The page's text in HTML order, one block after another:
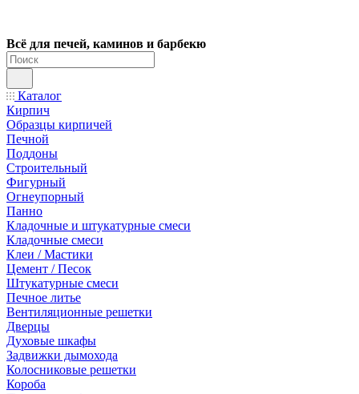
Всё для печей, каминов и барбекю
Каталог
Кирпич
Образцы кирпичей
Печной
Поддоны
Строительный
Фигурный
Огнеупорный
Панно
Кладочные и штукатурные смеси
Кладочные смеси
Клеи / Мастики
Цемент / Песок
Штукатурные смеси
Печное литье
Вентиляционные решетки
Дверцы
Духовые шкафы
Задвижки дымохода
Колосниковые решетки
Короба